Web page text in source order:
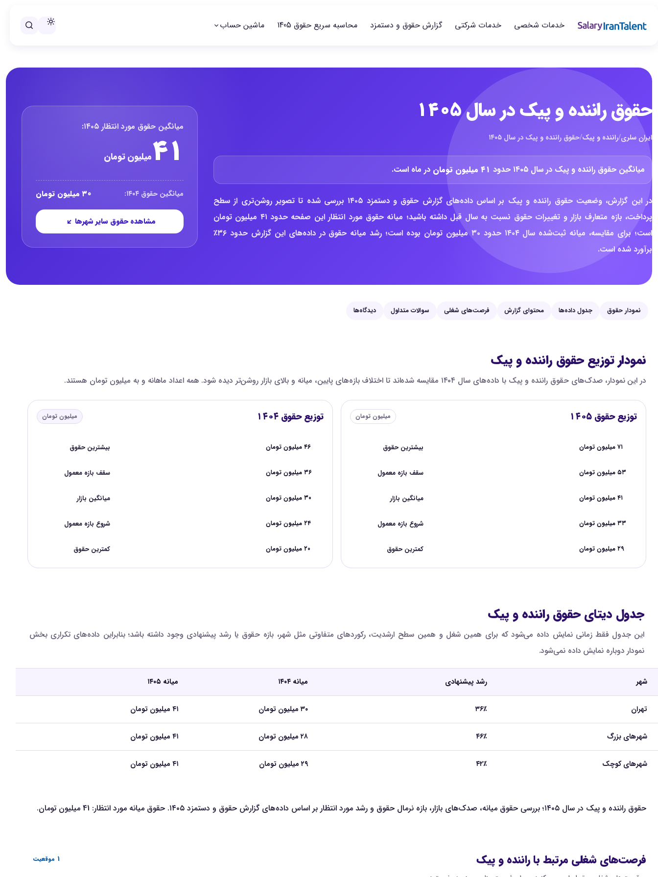
خدمات شخصی خدمات شرکتی گزارش حقوق و دستمزد محاسبه سریع حقوق 1405 ماشین حساب
حقوق راننده و پیک در سال ۱۴۰۵
ایران سلری/راننده و پیک/حقوق راننده و پیک در سال ۱۴۰۵
میانگین حقوق راننده و پیک در سال ۱۴۰۵ حدود ۴۱ میلیون تومان در ماه است.
در این گزارش، وضعیت حقوق راننده و پیک بر اساس داده‌های گزارش حقوق و دستمزد ۱۴۰۵ بررسی شده تا تصویر روشن‌تری از سطح
پرداخت، بازه متعارف بازار و تغییرات حقوق نسبت به سال قبل داشته باشید؛ میانه حقوق مورد انتظار این صفحه حدود ۴۱ میلیون تومان
است؛ برای مقایسه، میانه ثبت‌شده سال ۱۴۰۴ حدود ۳۰ میلیون تومان بوده است؛ رشد میانه حقوق در داده‌های این گزارش حدود ۳۶٪
برآورد شده است.
خلاصه حقوق راننده و پیک در
میانگین حقوق مورد انتظار ۱۴۰۵:
۴۱میلیون تومان
میانگین حقوق ۱۴۰۴: ۳۰ میلیون تومان
مشاهده حقوق سایر شهرها
نمودار حقوق جدول داده‌ها محتوای گزارش فرصت‌های شغلی سوالات متداول دیدگاه‌ها
نمودار توزیع حقوق راننده و پیک
در این نمودار، صدک‌های حقوق راننده و پیک با داده‌های سال ۱۴۰۴ مقایسه شده‌اند تا اختلاف بازه‌های پایین، میانه و بالای بازار روشن‌تر دیده شود. همه اعداد ماهانه و به میلیون تومان هستند.
توزیع حقوق ۱۴۰۵ میلیون تومان
بیشترین حقوق ۷۱ میلیون تومان
سقف بازه معمول ۵۳ میلیون تومان
میانگین بازار ۴۱ میلیون تومان
شروع بازه معمول ۳۳ میلیون تومان
کمترین حقوق ۲۹ میلیون تومان
توزیع حقوق ۱۴۰۴ میلیون تومان
بیشترین حقوق ۴۶ میلیون تومان
سقف بازه معمول ۳۶ میلیون تومان
میانگین بازار ۳۰ میلیون تومان
شروع بازه معمول ۲۴ میلیون تومان
کمترین حقوق ۲۰ میلیون تومان
جدول دیتای حقوق راننده و پیک
این جدول فقط زمانی نمایش داده می‌شود که برای همین شغل و همین سطح ارشدیت، رکوردهای متفاوتی مثل شهر، بازه حقوق یا رشد پیشنهادی وجود داشته باشد؛ بنابراین داده‌های تکراری بخش
نمودار دوباره نمایش داده نمی‌شود.
شهر رشد پیشنهادی میانه ۱۴۰۴ میانه ۱۴۰۵
تهران ۳۶٪ ۳۰ میلیون تومان ۴۱ میلیون تومان
شهرهای بزرگ ۴۶٪ ۲۸ میلیون تومان ۴۱ میلیون تومان
شهرهای کوچک ۴۲٪ ۲۹ میلیون تومان ۴۱ میلیون تومان
حقوق راننده و پیک در سال ۱۴۰۵؛ بررسی حقوق میانه، صدک‌های بازار، بازه نرمال حقوق و رشد مورد انتظار بر اساس داده‌های گزارش حقوق و دستمزد ۱۴۰۵. حقوق میانه مورد انتظار: 41 میلیون تومان.
فرصت‌های شغلی مرتبط با راننده و پیک 1 موقعیت